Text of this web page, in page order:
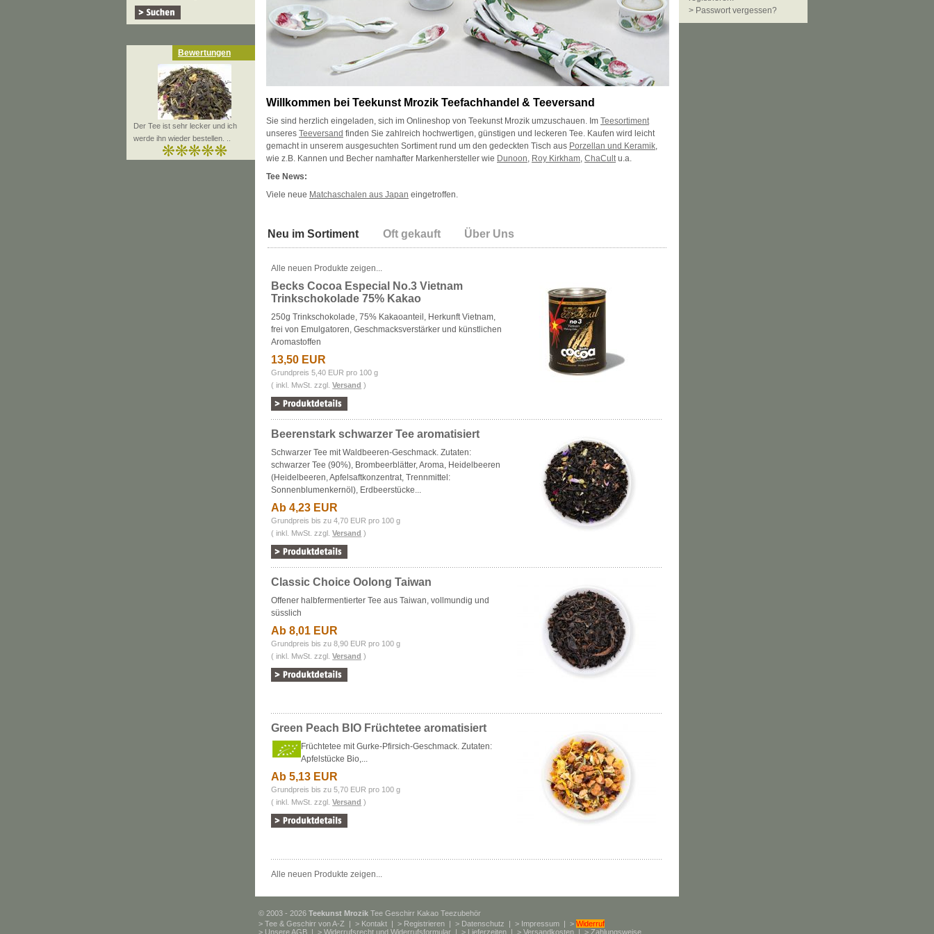
Bewertungen
Der Tee ist sehr lecker und ich
werde ihn wieder bestellen. ..
Willkommen bei Teekunst Mrozik Teefachhandel & Teeversand
Sie sind herzlich eingeladen, sich im Onlineshop von Teekunst Mrozik umzuschauen. Im Teesortiment
unseres Teeversand finden Sie zahlreich hochwertigen, günstigen und leckeren Tee. Kaufen wird leicht
gemacht in unserem ausgesuchten Sortiment rund um den gedeckten Tisch aus Porzellan und Keramik,
wie z.B. Kannen und Becher namhafter Markenhersteller wie Dunoon, Roy Kirkham, ChaCultu.a.
Tee News:
Viele neue Matchaschalen aus Japan eingetroffen.
Neu im Sortiment Oft gekauft Über Uns
Alle neuen Produkte zeigen...
Becks Cocoa Especial No.3 Vietnam
Trinkschokolade 75% Kakao
250g Trinkschokolade, 75% Kakaoanteil, Herkunft Vietnam,
frei von Emulgatoren, Geschmacksverstärker und künstlichen
Aromastoffen
13,50 EUR
Grundpreis 5,40 EUR pro 100 g
( inkl. MwSt. zzgl.Versand )
Beerenstark schwarzer Tee aromatisiert
Schwarzer Tee mit Waldbeeren-Geschmack. Zutaten:
schwarzer Tee (90%), Brombeerblätter, Aroma, Heidelbeeren
(Heidelbeeren, Apfelsaftkonzentrat, Trennmittel:
Sonnenblumenkernöl), Erdbeerstücke...
Ab 4,23 EUR
Grundpreis bis zu 4,70 EUR pro 100 g
( inkl. MwSt. zzgl.Versand )
Classic Choice Oolong Taiwan
Offener halbfermentierter Tee aus Taiwan, vollmundig und
süsslich
Ab 8,01 EUR
Grundpreis bis zu 8,90 EUR pro 100 g
( inkl. MwSt. zzgl.Versand )
Green Peach BIO Früchtetee aromatisiert
Früchtetee mit Gurke-Pfirsich-Geschmack. Zutaten:
Apfelstücke Bio,...
Ab 5,13 EUR
Grundpreis bis zu 5,70 EUR pro 100 g
( inkl. MwSt. zzgl.Versand )
Alle neuen Produkte zeigen...
> Passwort vergessen?
© 2003 - 2026 Teekunst Mrozik Tee Geschirr Kakao Teezubehör
> Tee & Geschirr von A-Z | > Kontakt | > Registrieren | > Datenschutz | > Impressum | > Widerruf
> Unsere AGB | > Widerrufsrecht und Widerrufsformular | > Lieferzeiten | > Versandkosten | > Zahlungsweise